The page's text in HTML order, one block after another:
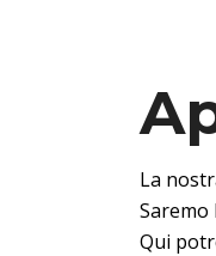
La
Qui